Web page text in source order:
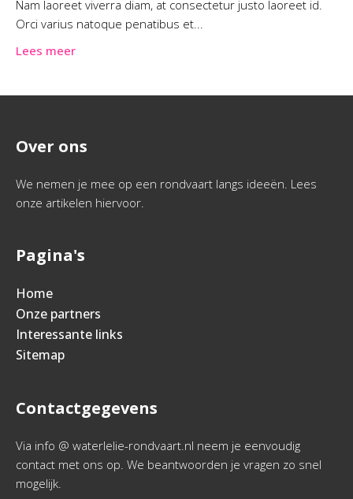
Nam laoreet viverra diam, at consectetur justo laoreet id.
Orci varius natoque penatibus et...
Lees meer
Over ons
We nemen je mee op een rondvaart langs ideeën. Lees
onze artikelen hiervoor.
Pagina's
Home
Onze partners
Interessante links
Sitemap
Contactgegevens
Via info @ waterlelie-rondvaart.nl neem je eenvoudig
contact met ons op. We beantwoorden je vragen zo snel
mogelijk.